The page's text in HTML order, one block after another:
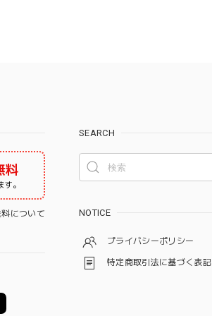
料
。
について
SEARCH
NOTICE
プライバシーポリシー
特定商取引法に基づく表記